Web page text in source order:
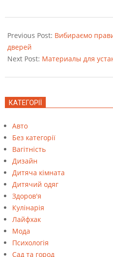
03-
22
Previous Post: Вибираємо
дверей
Next Post: Материалы для
КАТЕГОРІЇ
Авто
Без категорії
Вагітність
Дизайн
Дитяча кімната
Дитячий одяг
Здоров'я
Кулінарія
Лайфхак
Мода
Психологія
Сад та город